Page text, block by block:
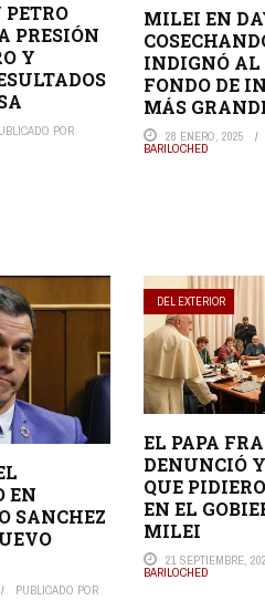
PRESIÓN
Y
POR
MILEI EN
INDIGNÓ AL
FONDO DE
MÁS
28 ENERO, 2025
BARILOCHED
EN
SANCHEZ
PUBLICADO POR
DEL EXTERIOR
EL PAPA
DENUNCIÓ
QUE
EN EL
MILEI
21 SEPTIEMBRE,
BARILOCHED